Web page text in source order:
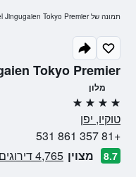
Tokyo Premier
מלון
4 כוכבים
טוקיו, יפן
+81 357 861 531
8.7 מצוין 4,765 דירוגים מאומתים
תמונה של Mitsui Garden Hotel Jingugaien Tokyo Premier